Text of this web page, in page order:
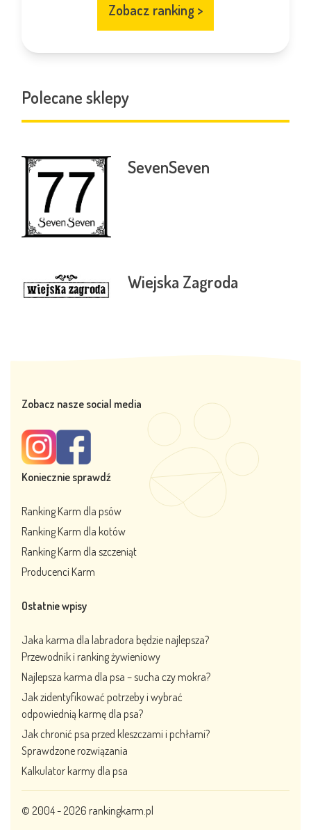
Zobacz ranking >
Polecane sklepy
SevenSeven
Wiejska Zagroda
Zobacz nasze social media
Koniecznie sprawdź
Ranking Karm dla psów
Ranking Karm dla kotów
Ranking Karm dla szczeniąt
Producenci Karm
Ostatnie wpisy
Jaka karma dla labradora będzie najlepsza?
Przewodnik i ranking żywieniowy
Najlepsza karma dla psa – sucha czy mokra?
Jak zidentyfikować potrzeby i wybrać
odpowiednią karmę dla psa?
Jak chronić psa przed kleszczami i pchłami?
Sprawdzone rozwiązania
Kalkulator karmy dla psa
© 2004 - 2026 rankingkarm.pl